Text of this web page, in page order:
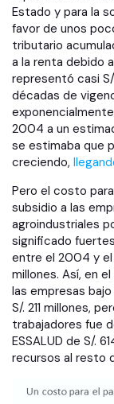
Estado y para la
favor de unos
tributario
a la renta debido
representó casi
décadas de
2004 a un
se estimaba que
creciendo,
Pero el costo
subsidio a las
agroindustriales
significado fuertes
entre el 2004 y el
millones. Así, en
las empresas
S/. 211 millones,
trabajadores fue
ESSALUD de S/.
recursos al resto